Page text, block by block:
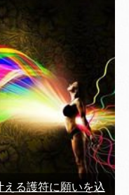
る護符に願いを込